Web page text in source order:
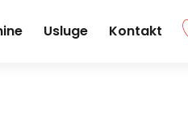
Usluge Kontakt